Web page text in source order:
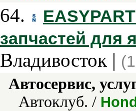
64.
запчастей для
Владивосток |
Автосервис,
Автоклуб. /